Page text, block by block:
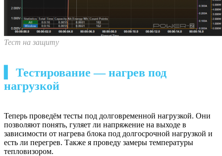
Тест на защиту
▍ Тестирование — нагрев под
нагрузкой
Теперь проведём тесты под долговременной нагрузкой. Они
позволяют понять, гуляет ли напряжение на выходе в
зависимости от нагрева блока под долгосрочной нагрузкой и
есть ли перегрев. Также я проведу замеры температуры
тепловизором.